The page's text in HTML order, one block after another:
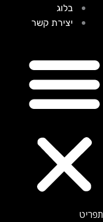
בלוג
יצירת קשר